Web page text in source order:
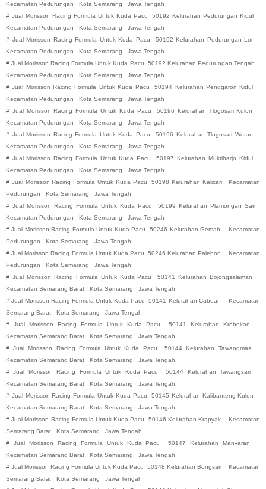
Kecamatan Pedurungan
Kota Semarang
Jawa Tengah
# Jual Morisson Racing Formula Untuk Kuda Pacu
50192 Kelurahan Pedurungan Kidul
Kecamatan Pedurungan
Kota Semarang
Jawa Tengah
# Jual Morisson Racing Formula Untuk Kuda Pacu
50192 Kelurahan Pedurungan Lor
Kecamatan Pedurungan
Kota Semarang
Jawa Tengah
# Jual Morisson Racing Formula Untuk Kuda Pacu
50192 Kelurahan Pedurungan Tengah
Kecamatan Pedurungan
Kota Semarang
Jawa Tengah
# Jual Morisson Racing Formula Untuk Kuda Pacu
50194 Kelurahan Penggaron Kidul
Kecamatan Pedurungan
Kota Semarang
Jawa Tengah
# Jual Morisson Racing Formula Untuk Kuda Pacu
50196 Kelurahan Tlogosari Kulon
Kecamatan Pedurungan
Kota Semarang
Jawa Tengah
# Jual Morisson Racing Formula Untuk Kuda Pacu
50196 Kelurahan Tlogosari Wetan
Kecamatan Pedurungan
Kota Semarang
Jawa Tengah
# Jual Morisson Racing Formula Untuk Kuda Pacu
50197 Kelurahan Muktiharjo Kidul
Kecamatan Pedurungan
Kota Semarang
Jawa Tengah
# Jual Morisson Racing Formula Untuk Kuda Pacu 50198 Kelurahan Kalicari
Kecamatan
Pedurungan
Kota Semarang
Jawa Tengah
# Jual Morisson Racing Formula Untuk Kuda Pacu
50199 Kelurahan Plamongan Sari
Kecamatan Pedurungan
Kota Semarang
Jawa Tengah
# Jual Morisson Racing Formula Untuk Kuda Pacu 50246 Kelurahan Gemah
Kecamatan
Pedurungan
Kota Semarang
Jawa Tengah
# Jual Morisson Racing Formula Untuk Kuda Pacu 50246 Kelurahan Palebon
Kecamatan
Pedurungan
Kota Semarang
Jawa Tengah
# Jual Morisson Racing Formula Untuk Kuda Pacu
50141 Kelurahan Bojongsalaman
Kecamatan Semarang Barat
Kota Semarang
Jawa Tengah
# Jual Morisson Racing Formula Untuk Kuda Pacu 50141 Kelurahan Cabean
Kecamatan
Semarang Barat
Kota Semarang
Jawa Tengah
#
Jual Morisson Racing Formula Untuk Kuda Pacu
50141 Kelurahan Krobokan
Kecamatan Semarang Barat
Kota Semarang
Jawa Tengah
# Jual Morisson Racing Formula Untuk Kuda Pacu
50144 Kelurahan Tawangmas
Kecamatan Semarang Barat
Kota Semarang
Jawa Tengah
# Jual Morisson Racing Formula Untuk Kuda Pacu
50144 Kelurahan Tawangsari
Kecamatan Semarang Barat
Kota Semarang
Jawa Tengah
# Jual Morisson Racing Formula Untuk Kuda Pacu
50145 Kelurahan Kalibanteng Kulon
Kecamatan Semarang Barat
Kota Semarang
Jawa Tengah
# Jual Morisson Racing Formula Untuk Kuda Pacu 50146 Kelurahan Krapyak
Kecamatan
Semarang Barat
Kota Semarang
Jawa Tengah
#
Jual Morisson Racing Formula Untuk Kuda Pacu
50147 Kelurahan Manyaran
Kecamatan Semarang Barat
Kota Semarang
Jawa Tengah
# Jual Morisson Racing Formula Untuk Kuda Pacu 50148 Kelurahan Bongsari
Kecamatan
Semarang Barat
Kota Semarang
Jawa Tengah